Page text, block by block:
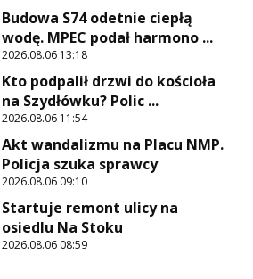
Budowa S74 odetnie ciepłą
wodę. MPEC podał harmono ...
2026.08.06 13:18
Kto podpalił drzwi do kościoła
na Szydłówku? Polic ...
2026.08.06 11:54
Akt wandalizmu na Placu NMP.
Policja szuka sprawcy
2026.08.06 09:10
Startuje remont ulicy na
osiedlu Na Stoku
2026.08.06 08:59